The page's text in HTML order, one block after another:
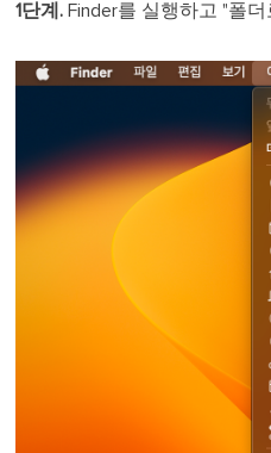
1단계. Finder를 실행하고 "폴